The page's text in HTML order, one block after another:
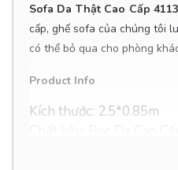
Sofa Da Thật Cao Cấp
cấp, ghế sofa của chúng tôi
có thể bỏ qua cho phòng
Product Info
Kích thước: 2.5*0.85m